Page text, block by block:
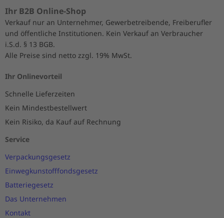
Ihr B2B Online-Shop
Verkauf nur an Unternehmer, Gewerbetreibende, Freiberufler
und öffentliche Institutionen. Kein Verkauf an Verbraucher
i.S.d. § 13 BGB.
Alle Preise sind netto zzgl. 19% MwSt.
Ihr Onlinevorteil
Schnelle Lieferzeiten
Kein Mindestbestellwert
Kein Risiko, da Kauf auf Rechnung
Service
Verpackungsgesetz
Einwegkunstofffondsgesetz
Batteriegesetz
Das Unternehmen
Kontakt